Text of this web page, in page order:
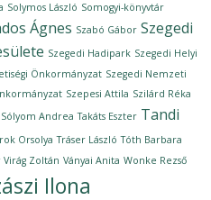
Solymos László Somogyi-könyvtár
Ágnes Szabó Gábor Szegedi
Szegedi Hadipark Szegedi Helyi
Önkormányzat Szegedi Nemzeti
Szepesi Attila Szilárd Réka
Sólyom Andrea Takáts Eszter Tandi
Orsolya Tráser László Tóth Barbara
Virág Zoltán Ványai Anita Wonke Rezső
Ilona